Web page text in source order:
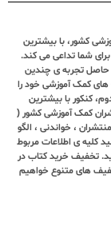
کشور، با بیشترین
شما تداعی می کند.
ها حاصل تجربه ی چندین
های کمک آموزشی خود را
کنکور با بیشترین
کمک آموزشی کشور (
، خواندنی ، الگو
کلیه ی اطلاعات مربوط
تخفیف خرید کتاب در
های متنوع خواهیم